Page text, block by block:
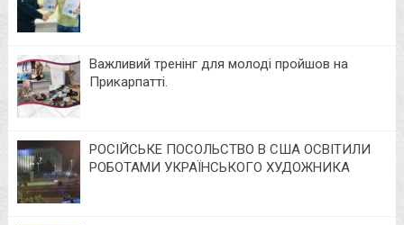
Важливий тренінг для молоді пройшов на
Прикарпатті.
РОСІЙСЬКЕ ПОСОЛЬСТВО В США ОСВІТИЛИ
РОБОТАМИ УКРАЇНСЬКОГО ХУДОЖНИКА